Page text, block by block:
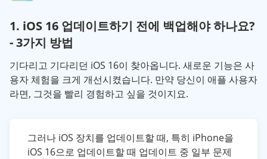
1. iOS 16 업데이트하기 전에 백업해야 하나요?
- 3가지 방법
기다리고 기다리던 iOS 16이 찾아옵니다. 새로운 기능은 사
용자 체험을 크게 개선시켰습니다. 만약 당신이 애플 사용자
라면, 그것을 빨리 경험하고 싶을 것이지요.
그러나 iOS 장치를 업데이트할 때, 특히 iPhone을
iOS 16으로 업데이트할 때 업데이트 중 일부 문제